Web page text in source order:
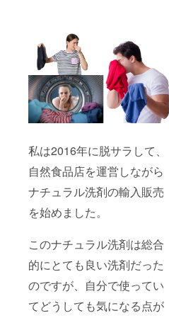
私は2016年に脱サラして、
自然食品店を運営しながら
ナチュラル洗剤の輸入販売
を始めました。
このナチュラル洗剤は総合
的にとても良い洗剤だった
のですが、自分で使ってい
てどうしても気になる点が